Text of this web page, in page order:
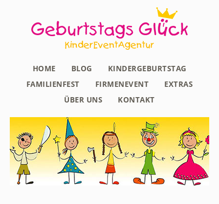
HOME BLOG
KINDERGEBURTSTAG
FAMILIENFEST
FIRMENEVENT
EXTRAS
ÜBER UNS
KONTAKT